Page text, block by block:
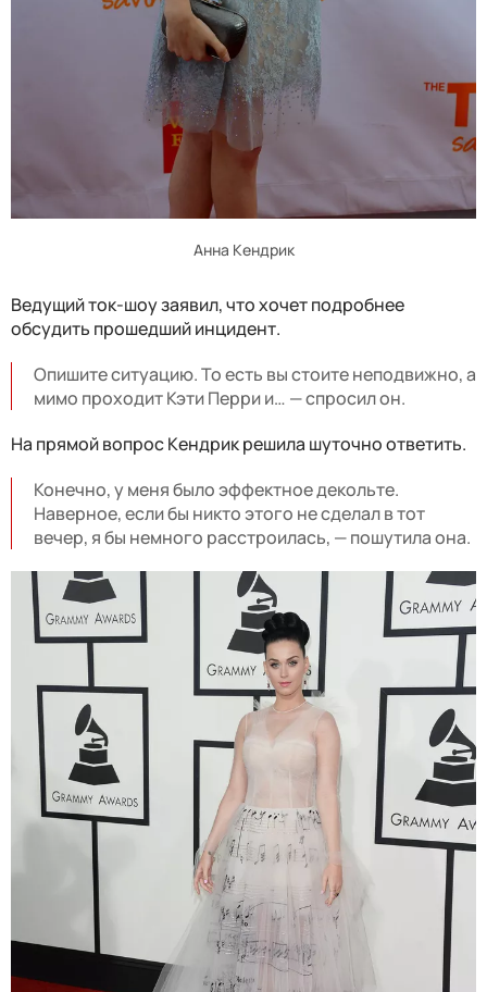
Анна Кендрик
Ведущий ток-шоу заявил, что хочет подробнее
обсудить прошедший инцидент.
Опишите ситуацию. То есть вы стоите неподвижно, а
мимо проходит Кэти Перри и… — спросил он.
На прямой вопрос Кендрик решила шуточно ответить.
Конечно, у меня было эффектное декольте.
Наверное, если бы никто этого не сделал в тот
вечер, я бы немного расстроилась, — пошутила она.